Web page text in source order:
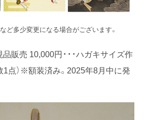
ど多少変更になる場合がございます。
販売 10,000円・・・ハガキサイズ作
1点）※額装済み。2025年8月中に発